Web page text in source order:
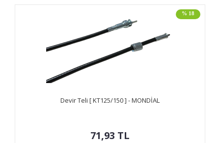
% 18
Devir Teli [ KT125/150 ] - MONDİAL
71,93 TL